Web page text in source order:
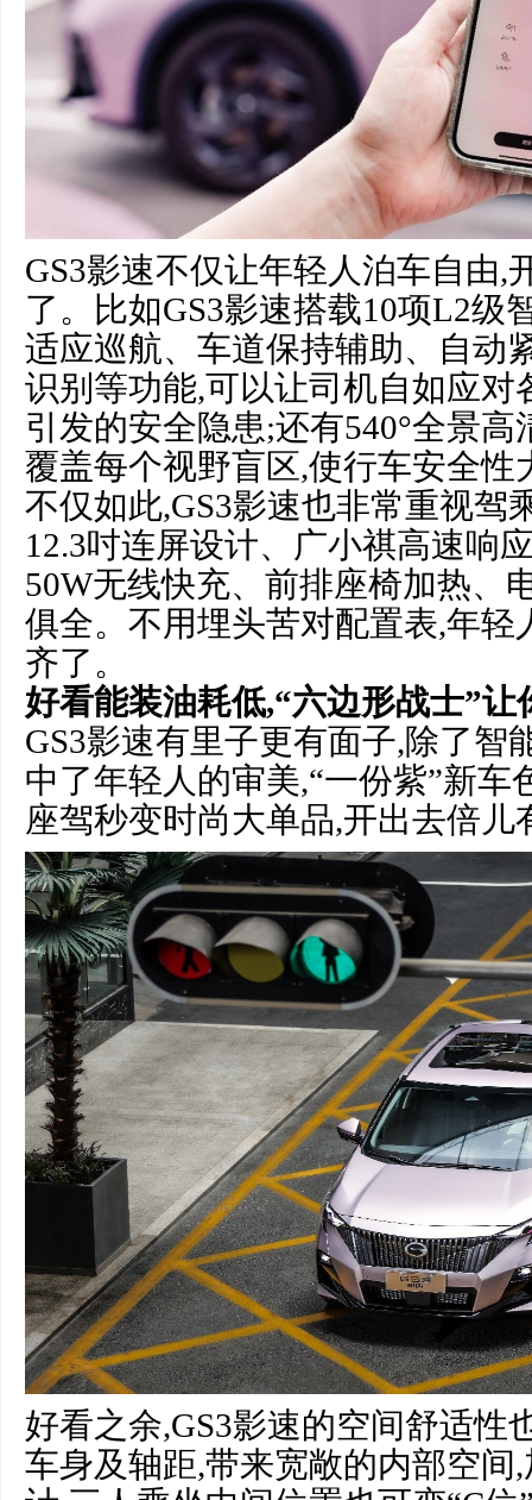
GS3影速不仅让年轻人泊车自由,
了。比如GS3影速搭载10项L2级
适应巡航、车道保持辅助、自动
识别等功能,可以让司机自如应对
引发的安全隐患;还有540°全景
覆盖每个视野盲区,使行车安全性
不仅如此,GS3影速也非常重视驾
12.3吋连屏设计、广小祺高速响
50W无线快充、前排座椅加热、
俱全。不用埋头苦对配置表,年轻
齐了。
好看能装油耗低,“六边形战士”让
GS3影速有里子更有面子,除了智
中了年轻人的审美,“一份紫”新车
座驾秒变时尚大单品,开出去倍儿
好看之余,GS3影速的空间舒适性
车身及轴距,带来宽敞的内部空间